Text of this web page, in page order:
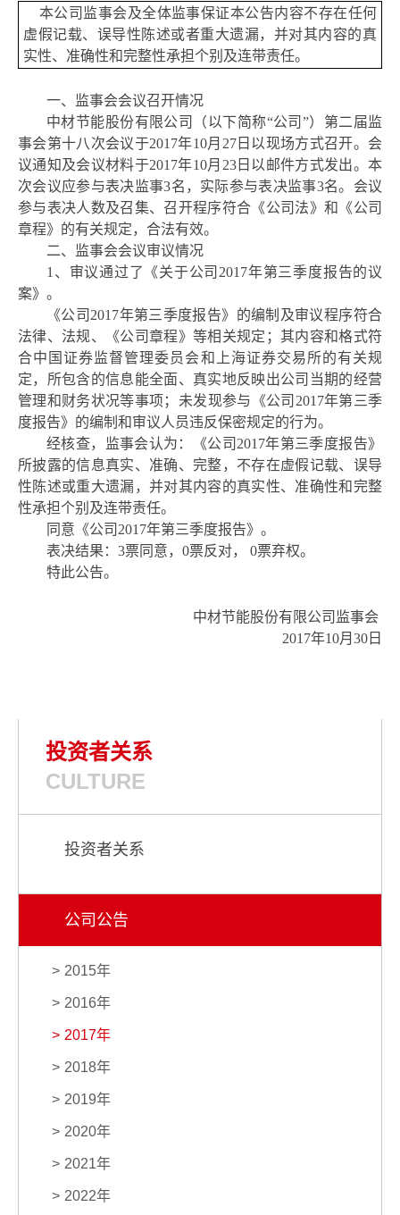
本公司监事会及全体监事保证本公告内容不存在任何
虚假记载、误导性陈述或者重大遗漏，并对其内容的真
实性、准确性和完整性承担个别及连带责任。
一、监事会会议召开情况
中材节能股份有限公司（以下简称“公司”）第二届监
事会第十八次会议于2017年10月27日以现场方式召开。会
议通知及会议材料于2017年10月23日以邮件方式发出。本
次会议应参与表决监事3名，实际参与表决监事3名。会议
参与表决人数及召集、召开程序符合《公司法》和《公司
章程》的有关规定，合法有效。
二、监事会会议审议情况
1、审议通过了《关于公司 2017年第三季度报告的议
案》。
《公司 2017年第三季度报告》的编制及审议程序符合
法律、法规、《公司章程》等相关规定；其内容和格式符
合中国证券监督管理委员会和上海证券交易所的有关规
定，所包含的信息能全面、真实地反映出公司当期的经营
管理和财务状况等事项；未发现参与《公司 201 7年第三季
度报告》的编制和审议人员违反保密规定的行为。
经核查，监事会认为：《公司 201 7年第三季度报告》
所披露的信息真实、准确、完整，不存在虚假记载、误导
性陈述或重大遗漏，并对其内容的真实性、准确性和完整
性承担个别及连带责任。
同意《公司 2017年第三季度报告》。
表决结果： 3票同意，0票反对， 0票弃权。
特此公告。
中材节能股份有限公司监事会
2017年10月30日
投资者关系
CULTURE
投资者关系
公司公告
2015年
2016年
2017年
2018年
2019年
2020年
2021年
2022年